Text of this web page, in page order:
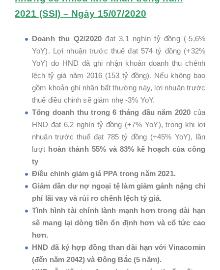
2021 (SSI) – Ngày 15/07/2020
Doanh thu Q2/2020 đạt 3,1 nghìn tỷ đồng (-5,6%
YoY). Lợi nhuận trước thuế đạt 574 tỷ đồng (+32%
YoY) do HND đã ghi nhận khoản doanh thu chênh
lệch tỷ giá năm 2016 (153 tỷ đồng). Nếu không bao
gồm khoản ghi nhận bất thường này, lợi nhuận trước
thuế điều chỉnh sẽ giảm nhẹ -3% YoY.
Tổng doanh thu trong 6 tháng đầu năm 2020 của
HND đạt 6,2 nghìn tỷ đồng (+7% YoY), trong khi lợi
nhuận trước thuế đạt 785 tỷ đồng (+45% YoY), lần
lượt hoàn thành 55% và 83% kế hoạch của công
ty
Điều chỉnh giảm giá PPA trong năm 2021.
Giảm dần dư nợ ngoại tệ làm giảm gánh nặng chi
phí lãi vay và rủi ro chênh lệch tỷ giá.
Tình hình tài chính lành mạnh hơn trong dài hạn
sẽ mang lại dòng tiền ổn định hơn và cổ tức cao
hơn.
HND đã ký hợp đồng than dài hạn với Vinacomin
(đến năm 2042) và Đông Bắc (5 năm).